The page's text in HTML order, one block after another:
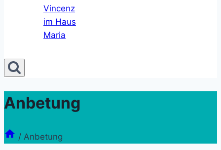
Vincenz
im Haus
Maria
Anbetung
/ Anbetung